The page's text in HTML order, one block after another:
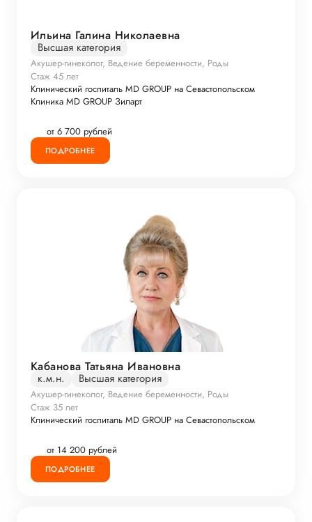
Ильина Галина Николаевна
Высшая категория
Акушер-гинеколог, Ведение беременности, Роды
Стаж 45 лет
Клинический госпиталь MD GROUP на Севастопольском
Клиника MD GROUP Зиларт
от 6 700 рублей
ПОДРОБНЕЕ
Кабанова Татьяна Ивановна
к.м.н. Высшая категория
Акушер-гинеколог, Ведение беременности, Роды
Стаж 35 лет
Клинический госпиталь MD GROUP на Севастопольском
от 14 200 рублей
ПОДРОБНЕЕ